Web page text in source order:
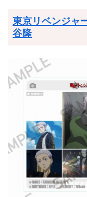
東京リベンジャ
谷隆